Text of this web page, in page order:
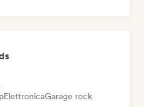
ElettronicaGarage rock